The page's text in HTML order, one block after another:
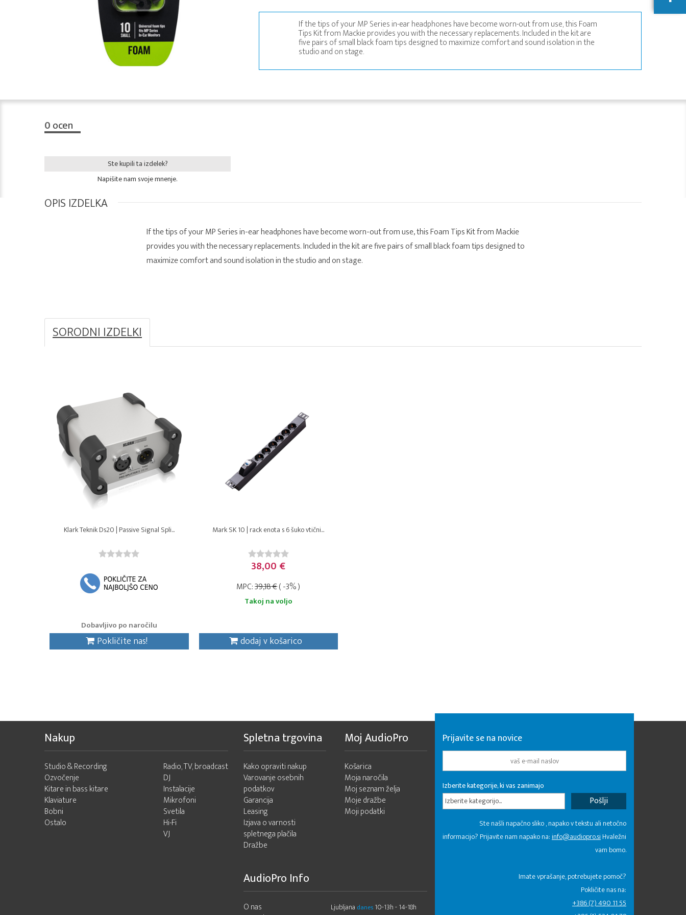
If the tips of your MP Series in-ear headphones have become worn-out from use, this Foam
Tips Kit from Mackie provides you with the necessary replacements. Included in the kit are
five pairs of small black foam tips designed to maximize comfort and sound isolation in the
studio and on stage.
0ocen
Ste kupili ta izdelek?
Napišite nam svoje mnenje.
OPIS IZDELKA
If the tips of your MP Series in-ear headphones have become worn-out from use, this Foam Tips Kit from Mackie
provides you with the necessary replacements. Included in the kit are five pairs of small black foam tips designed to
maximize comfort and sound isolation in the studio and on stage.
SORODNI IZDELKI
Klark Teknik Ds20 | Passive Signal Spli...
Dobavljivo po naročilu
Pokličite nas!
Mark SK 10 | rack enota s 6 šuko vtični...
38,00 €
MPC:39,18 €( -3% )
Takoj na voljo
dodaj v košarico
Nakup
Studio & Recording
Ozvočenje
Kitare in bass kitare
Klaviature
Bobni
Ostalo
Radio, TV, broadcast
DJ
Instalacije
Mikrofoni
Svetila
Hi-Fi
VJ
Spletna trgovina
Kako opraviti nakup
Varovanje osebnih
podatkov
Garancija
Leasing
Izjava o varnosti
spletnega plačila
Dražbe
Moj AudioPro
Košarica
Moja naročila
Moj seznam želja
Moje dražbe
Moji podatki
AudioPro Info
O nas
Ljubljana danes 10-13h - 14-18h
Prijavite se na novice
Izberite kategorije, ki vas zanimajo
Izberite kategorijo...
Ste našli napačno sliko , napako v tekstu ali netočno
informacijo? Prijavite nam napako na:info@audiopro.siHvaležni
vam bomo.
Imate vprašanje, potrebujete pomoč?
Pokličite nas na:
+386 (7) 490 11 55